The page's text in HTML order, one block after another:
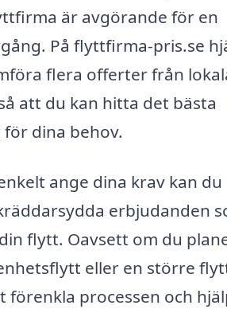
är avgörande för en
På flyttfirma-pris.se
flera offerter från
att du kan hitta det bästa
dina behov.
ange dina krav kan du
erbjudanden
flytt. Oavsett om du
eller en större
förenkla processen och